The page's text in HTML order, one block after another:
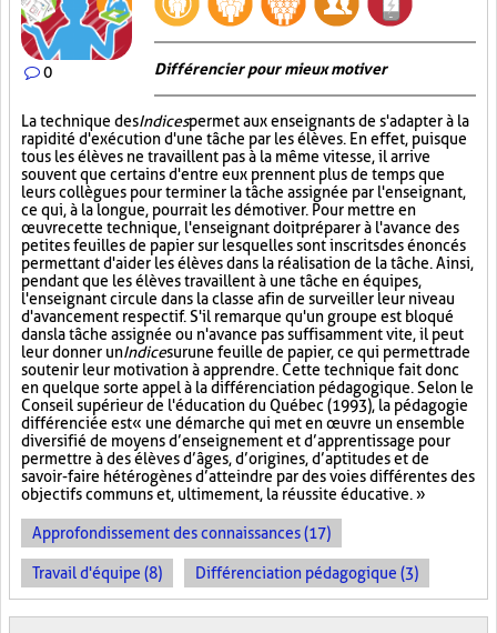
0 Différencier pour mieux motiver
La technique desIndicespermet aux enseignants de s'adapter à la
rapidité d'exécution d'une tâche par les élèves. En effet, puisque
tous les élèves ne travaillent pas à la même vitesse, il arrive
souvent que certains d'entre eux prennent plus de temps que
leurs collègues pour terminer la tâche assignée par l'enseignant,
ce qui, à la longue, pourrait les démotiver. Pour mettre en
œuvre cette technique, l'enseignant doit préparer à l'avance des
petites feuilles de papier sur lesquelles sont inscrits des énoncés
permettant d'aider les élèves dans la réalisation de la tâche. Ainsi,
pendant que les élèves travaillent à une tâche en équipes,
l'enseignant circule dans la classe afin de surveiller leur niveau
d'avancement respectif. S'il remarque qu'un groupe est bloqué
dans la tâche assignée ou n'avance pas suffisamment vite, il peut
leur donner unIndicesurune feuille de papier, ce qui permettra de
soutenir leur motivation à apprendre. Cette technique fait donc
en quelque sorte appel à la différenciation pédagogique. Selon le
Conseil supérieur de l'éducation du Québec (1993), la pédagogie
différenciée est « une démarche qui met en œuvre un ensemble
diversifié de moyens d’enseignement et d’apprentissage pour
permettre à des élèves d’âges, d’origines, d’aptitudes et de
savoir-faire hétérogènes d’atteindre par des voies différentes des
objectifs communs et, ultimement, la réussite éducative. »
Approfondissement des connaissances (17)
Travail d'équipe (8) Différenciation pédagogique (3)